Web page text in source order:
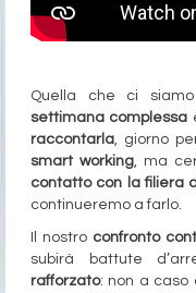
Quella che ci
settimana complessa
raccontarla, giorno
smart working, ma
contatto con la filiera
continueremo a farlo.
Il nostro confronto
subirà battute
rafforzato: non a caso